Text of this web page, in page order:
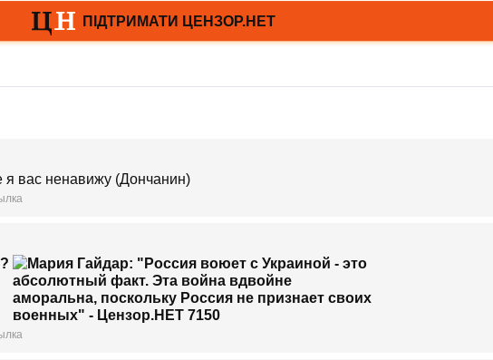
я вас ненавижу (Дончанин)